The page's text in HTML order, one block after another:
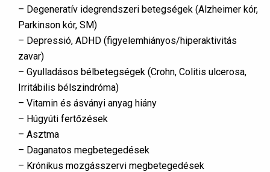
– Degeneratív idegrendszeri betegségek (Alzheimer kór,
Parkinson kór, SM)
– Depressió, ADHD (figyelemhiányos/hiperaktivitás
zavar)
– Gyulladásos bélbetegségek (Crohn, Colitis ulcerosa,
Irritábilis bélszindróma)
– Vitamin és ásványi anyag hiány
– Húgyúti fertőzések
– Asztma
– Daganatos megbetegedések
– Krónikus mozgásszervi megbetegedések